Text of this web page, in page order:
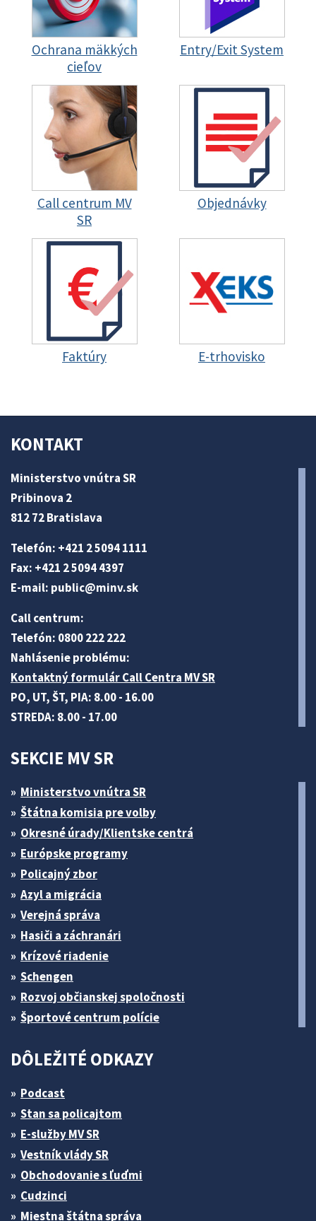
Ochrana mäkkých
cieľov
Entry/Exit System
Call centrum MV
SR
Objednávky
Faktúry E-trhovisko
KONTAKT
Ministerstvo vnútra SR
Pribinova 2
812 72 Bratislava
Telefón: +421 2 5094 1111
Fax: +421 2 5094 4397
E-mail: public@minv.sk
Call centrum:
Telefón: 0800 222 222
Nahlásenie problému:
Kontaktný formulár Call Centra MV SR
PO, UT, ŠT, PIA: 8.00 - 16.00
STREDA: 8.00 - 17.00
SEKCIE MV SR
Ministerstvo vnútra SR
Štátna komisia pre volby
Okresné úrady/Klientske centrá
Európske programy
Policajný zbor
Azyl a migrácia
Verejná správa
Hasiči a záchranári
Krízové riadenie
Schengen
Rozvoj občianskej spoločnosti
Športové centrum polície
DÔLEŽITÉ ODKAZY
Podcast
Stan sa policajtom
E-služby MV SR
Vestník vlády SR
Obchodovanie s ľuďmi
Cudzinci
Miestna štátna správa